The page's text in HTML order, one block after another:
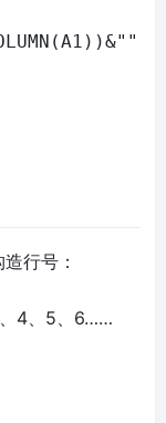
行号：
4、5、6……